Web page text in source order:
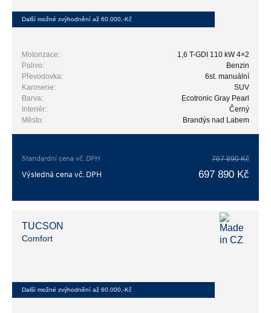
Další možné zvýhodnění až 60.000,-Kč
Motorizace:
1,6 T-GDI 110 kW 4×2
Palivo:
Benzin
Převodovka:
6st. manuální
Karoserie:
SUV
Barva:
Ecotronic Gray Pearl
Interiér:
Černý
Město:
Brandýs nad Labem
Standardní cena vč. DPH 767 890 Kč
Výsledná cena vč. DPH 697 890 Kč
TUCSON
Comfort
Další možné zvýhodnění až 60.000,-Kč